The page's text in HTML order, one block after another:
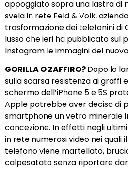
appoggiato sopra una lastra di
svela in rete Feld & Volk,
trasformazione dei telefonini di
lusso che ieri ha pubblicato sul
Instagram le immagini del
GORILLA O ZAFFIRO?Dopo le
sulla scarsa resistenza ai graffi
schermo dell’iPhone 5 e 5S
Apple potrebbe aver deciso di
smartphone un vetro minerale
concezione. In effetti negli
in rete numerosi video nei quali
telefono viene martellato,
calpesatato senza riportare